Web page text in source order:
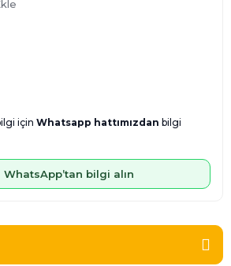
için Whatsapp hattımızdan bilgi
WhatsApp’tan bilgi alın